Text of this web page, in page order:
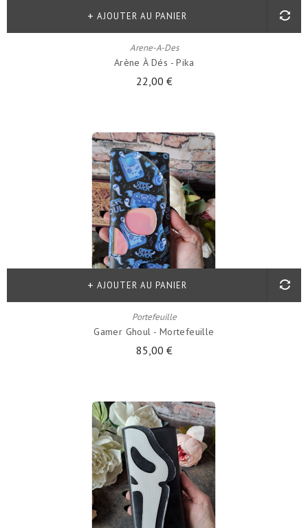
Arene-A-Des
Arène À Dés - Pika
22,00 €
AJOUTER AU PANIER
Portefeuille
Gamer Ghoul - Mortefeuille
85,00 €
AJOUTER AU PANIER